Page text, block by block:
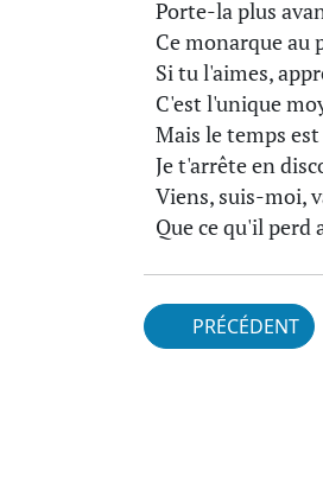
Porte-la plus
Ce monarque au
Si tu l'aimes,
C'est l'unique
Mais le temps
Je t'arrête en
Viens, suis-moi,
Que ce qu'il perd
PRÉCÉDENT